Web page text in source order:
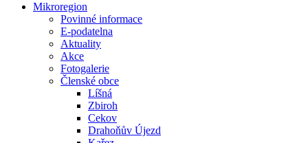
Mikroregion
Povinné informace
E-podatelna
Aktuality
Akce
Fotogalerie
Členské obce
Líšná
Zbiroh
Cekov
Drahoňův Újezd